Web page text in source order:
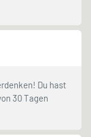
Du hast
30 Tagen